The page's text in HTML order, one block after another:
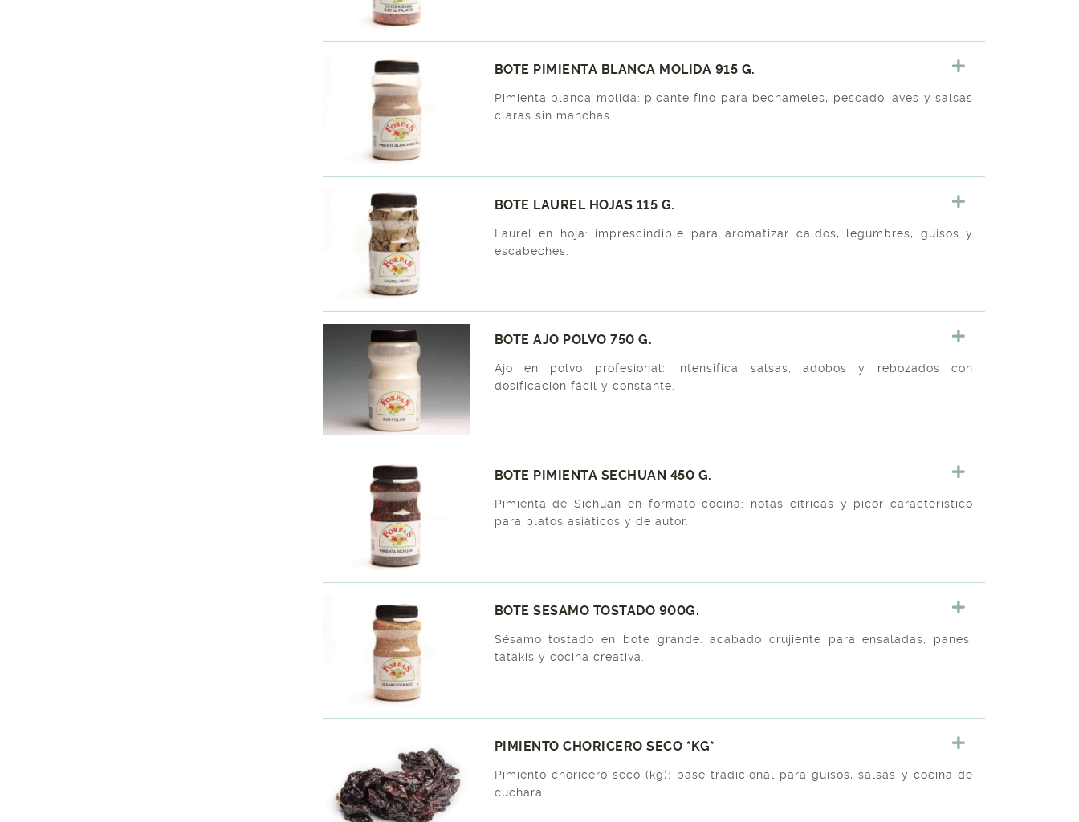
BOTE PIMIENTA BLANCA MOLIDA 915 G.
Pimienta blanca molida: picante fino para bechameles, pescado, aves y salsas
claras sin manchas.
BOTE LAUREL HOJAS 115 G.
Laurel en hoja: imprescindible para aromatizar caldos, legumbres, guisos y
escabeches.
BOTE AJO POLVO 750 G.
Ajo en polvo profesional: intensifica salsas, adobos y rebozados con
dosificación fácil y constante.
BOTE PIMIENTA SECHUAN 450 G.
Pimienta de Sichuan en formato cocina: notas cítricas y picor característico
para platos asiáticos y de autor.
BOTE SESAMO TOSTADO 900G.
Sésamo tostado en bote grande: acabado crujiente para ensaladas, panes,
tatakis y cocina creativa.
PIMIENTO CHORICERO SECO *KG*
Pimiento choricero seco (kg): base tradicional para guisos, salsas y cocina de
cuchara.